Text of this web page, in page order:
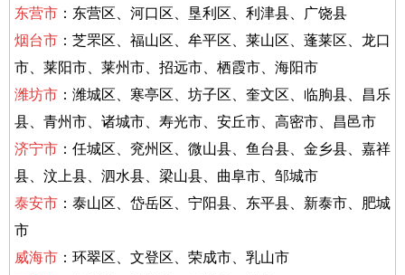
东营市 ：东营区、河口区、垦利区、利津县、广饶县
烟台市 ：芝罘区、福山区、牟平区、莱山区、蓬莱区、龙口
市、莱阳市、莱州市、招远市、栖霞市、海阳市
潍坊市 ：潍城区、寒亭区、坊子区、奎文区、临朐县、昌乐
县、青州市、诸城市、寿光市、安丘市、高密市、昌邑市
济宁市 ：任城区、兖州区、微山县、鱼台县、金乡县、嘉祥
县、汶上县、泗水县、梁山县、曲阜市、邹城市
泰安市 ：泰山区、岱岳区、宁阳县、东平县、新泰市、肥城
市
威海市 ：环翠区、文登区、荣成市、乳山市